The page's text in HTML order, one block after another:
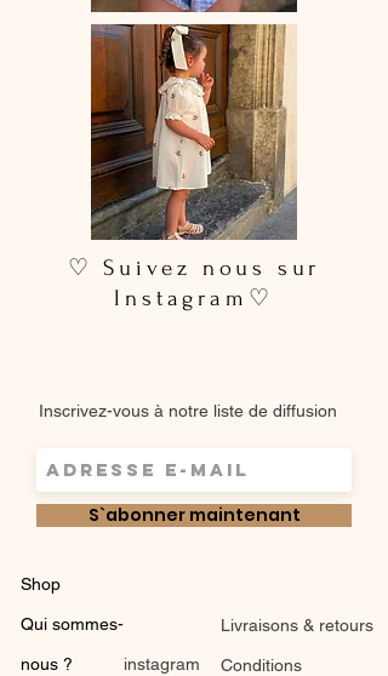
♡ Suivez nous sur
Instagram♡
Inscrivez-vous à notre liste de diffusion
S`abonner maintenant
Shop
Qui sommes-
nous ? instagram
Livraisons & retours
Conditions